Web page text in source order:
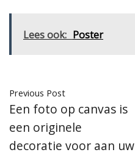
Lees ook: Poster
Previous Post
Een foto op canvas is
een originele
decoratie voor aan uw